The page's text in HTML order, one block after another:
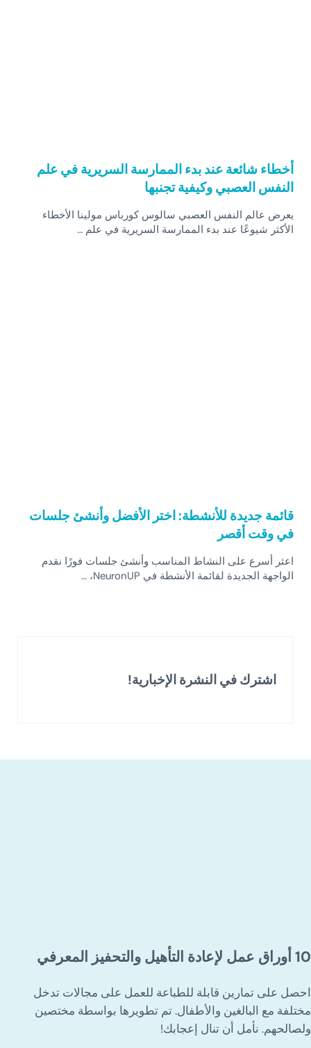
أخطاء شائعة عند بدء الممارسة السريرية في علم
النفس العصبي وكيفية تجنبها
يعرض عالم النفس العصبي سالوس كورباس مولينا الأخطاء
الأكثر شيوعًا عند بدء الممارسة السريرية في علم …
قائمة جديدة للأنشطة: اختر الأفضل وأنشئ جلسات
في وقت أقصر
اعثر أسرع على النشاط المناسب وأنشئ جلسات فورًا نقدم
الواجهة الجديدة لقائمة الأنشطة في NeuronUP، …
اشترك في النشرة الإخبارية!
10 أوراق عمل لإعادة التأهيل والتحفيز المعرفي
احصل على تمارين قابلة للطباعة للعمل على مجالات تدخل
مختلفة مع البالغين والأطفال. تم تطويرها بواسطة مختصين
ولصالحهم. نأمل أن تنال إعجابك!